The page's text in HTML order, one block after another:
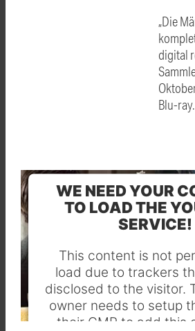
„Die
digital
Blu-ray.
WE NEED YOUR
TO LOAD THE
SERVICE!
This content is not
load due to trackers
disclosed to the visitor.
owner needs to setup
their CMP to add this